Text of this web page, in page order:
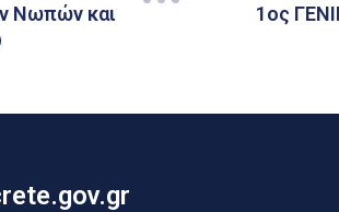
Νωπών και
1ος